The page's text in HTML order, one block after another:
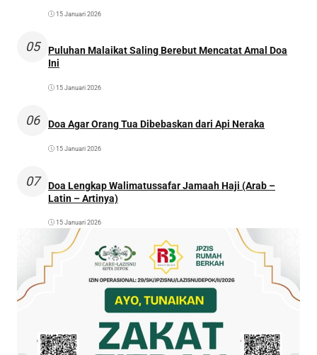
15 Januari 2026
05
Puluhan Malaikat Saling Berebut Mencatat Amal Doa
Ini
15 Januari 2026
06 Doa Agar Orang Tua Dibebaskan dari Api Neraka
15 Januari 2026
07
Doa Lengkap Walimatussafar Jamaah Haji (Arab –
Latin – Artinya)
15 Januari 2026